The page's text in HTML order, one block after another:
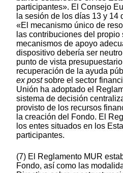
participantes». El Consejo
la sesión de los días 13 y 14
«El mecanismo único de
las contribuciones del
mecanismos de apoyo
dispositivo debería ser
punto de vista
recuperación de la ayuda
ex postsobre el sector
Unión ha adoptado el
sistema de decisión
provisto de los recursos
la creación del Fondo. El
los entes situados en los
participantes.
(7) El Reglamento MUR
Fondo, así como las